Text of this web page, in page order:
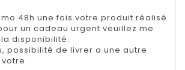
48h une fois votre produit réalisé
un cadeau urgent veuillez me
disponibilité.
possibilité de livrer a une autre